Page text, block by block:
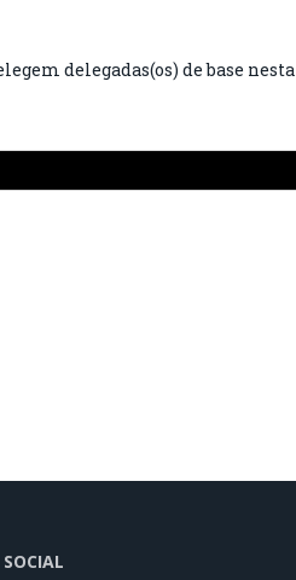
delegadas(os) de base nesta
SOCIAL